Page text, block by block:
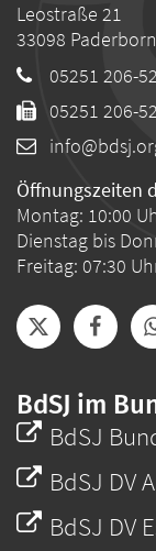
Leostraße 21
33098 Paderborn
05251 206-
05251 206-
Öffnungszeiten
Montag: 10:00
Dienstag bis
Freitag: 07:30
BdSJ im
BdSJ
BdSJ DV
BdSJ DV